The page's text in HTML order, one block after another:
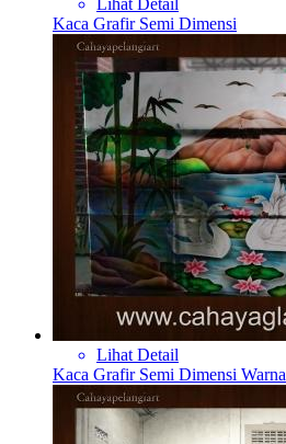
Lihat Detail
Kaca Grafir Semi Dimensi
Lihat Detail
Kaca Grafir Semi Dimensi Warna